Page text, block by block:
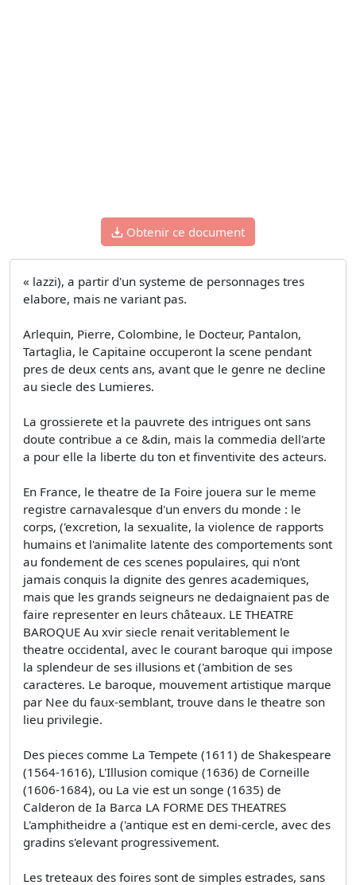
Obtenir ce document
« lazzi), a partir d'un systeme de personnages tres
elabore, mais ne variant pas.
Arlequin, Pierre, Colombine, le Docteur, Pantalon,
Tartaglia, le Capitaine occuperont la scene pendant
pres de deux cents ans, avant que le genre ne decline
au siecle des Lumieres.
La grossierete et la pauvrete des intrigues ont sans
doute contribue a ce &din, mais la commedia dell'arte
a pour elle la liberte du ton et finventivite des acteurs.
En France, le theatre de Ia Foire jouera sur le meme
registre carnavalesque d'un envers du monde : le
corps, ('excretion, la sexualite, la violence de rapports
humains et l'animalite latente des comportements sont
au fondement de ces scenes populaires, qui n'ont
jamais conquis la dignite des genres academiques,
mais que les grands seigneurs ne dedaignaient pas de
faire representer en leurs châteaux. LE THEATRE
BAROQUE Au xvir siecle renait veritablement le
theatre occidental, avec le courant baroque qui impose
la splendeur de ses illusions et ('ambition de ses
caracteres. Le baroque, mouvement artistique marque
par Nee du faux-semblant, trouve dans le theatre son
lieu privilegie.
Des pieces comme La Tempete (1611) de Shakespeare
(1564-1616), L'Illusion comique (1636) de Corneille
(1606-1684), ou La vie est un songe (1635) de
Calderon de Ia Barca LA FORME DES THEATRES
L'amphitheidre a ('antique est en demi-cercle, avec des
gradins s'elevant progressivement.
Les treteaux des foires sont de simples estrades, sans